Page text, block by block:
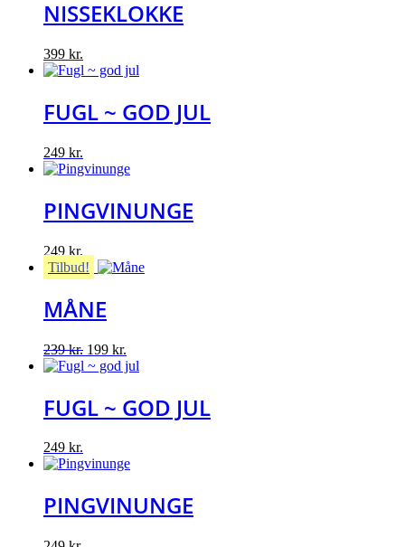
NISSEKLOKKE
399 kr.
FUGL ~ GOD JUL
249 kr.
PINGVINUNGE
249 kr.
Tilbud!
MÅNE
239kr. Original
price
239 kr..
199 kr.
price
199 kr..
FUGL ~ GOD JUL
249 kr.
PINGVINUNGE